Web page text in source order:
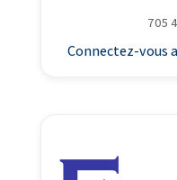
705
Connectez-vous